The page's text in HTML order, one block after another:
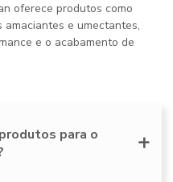
oferece produtos como
e umectantes,
e o acabamento de
para o